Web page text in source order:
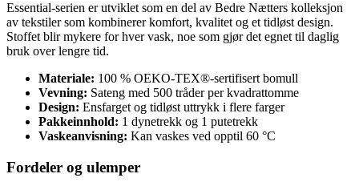
Essential-serien er utviklet som en del av Bedre Nætters kolleksjon
av tekstiler som kombinerer komfort, kvalitet og et tidløst design.
Stoffet blir mykere for hver vask, noe som gjør det egnet til daglig
bruk over lengre tid.
Materiale: 100 % OEKO-TEX®-sertifisert bomull
Vevning: Sateng med 500 tråder per kvadrattomme
Design: Ensfarget og tidløst uttrykk i flere farger
Pakkeinnhold: 1 dynetrekk og 1 putetrekk
Vaskeanvisning: Kan vaskes ved opptil 60 °C
Fordeler og ulemper